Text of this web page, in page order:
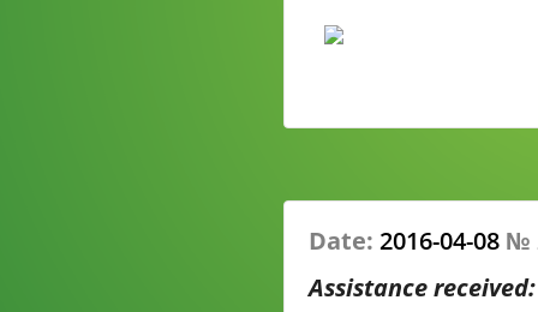
Date: 2016-04-08 №
Assistance